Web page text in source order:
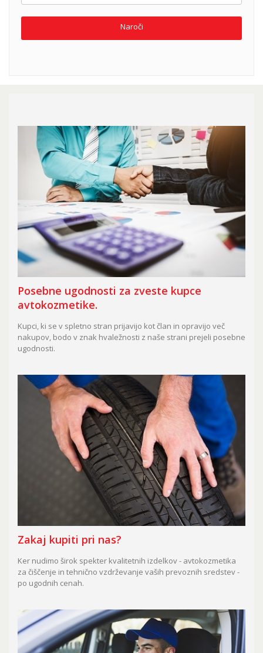
Naroči
Posebne ugodnosti za zveste kupce
avtokozmetike.
Kupci, ki se v spletno stran prijavijo kot član in opravijo več
nakupov, bodo v znak hvaležnosti z naše strani prejeli posebne
ugodnosti.
Zakaj kupiti pri nas?
Ker nudimo širok spekter kvalitetnih izdelkov - avtokozmetika
za čiščenje in tehnično vzdrževanje vaših prevoznih sredstev -
po ugodnih cenah.